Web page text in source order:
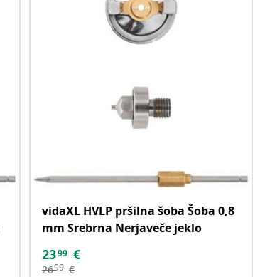
vidaXL HVLP pršilna šoba Šoba 0,8
mm Srebrna Nerjaveče jeklo
2399 €
2699 €